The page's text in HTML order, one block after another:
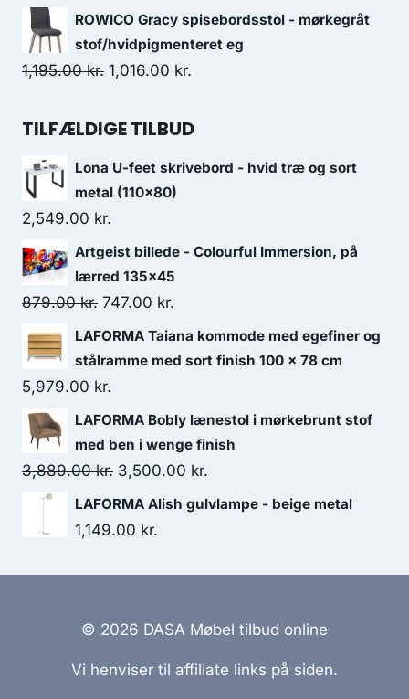
ROWICO Gracy spisebordsstol - mørkegråt
stof/hvidpigmenteret eg
1,195.00kr. 1,016.00 kr.
TILFÆLDIGE TILBUD
Lona U-feet skrivebord - hvid træ og sort
metal (110x80)
2,549.00 kr.
Artgeist billede - Colourful Immersion, på
lærred 135x45
879.00kr. 747.00 kr.
LAFORMA Taiana kommode med egefiner og
stålramme med sort finish 100 x 78 cm
5,979.00 kr.
LAFORMA Bobly lænestol i mørkebrunt stof
med ben i wenge finish
3,889.00kr. 3,500.00 kr.
LAFORMA Alish gulvlampe - beige metal
1,149.00 kr.
© 2026 DASA Møbel tilbud online
Vi henviser til affiliate links på siden.